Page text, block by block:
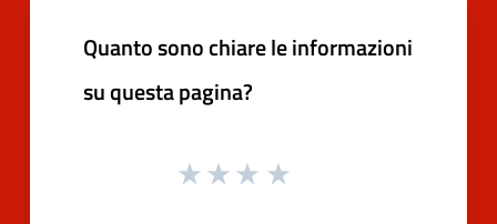
Quanto sono chiare le informazioni
su questa pagina?